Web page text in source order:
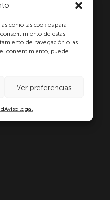
como las cookies para
de estas
de navegación o las
consentimiento, puede
Ver preferencias
Aviso legal